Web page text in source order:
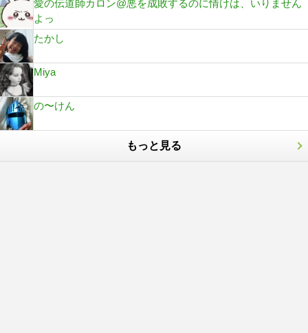
愛の伝道師カロン@悪を成敗するのに情けは、いりません
よっ
たかし
Miya
の〜けん
もっと見る